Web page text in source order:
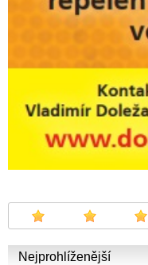
Nejprohlíženější